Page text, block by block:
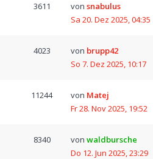
3611 von snabulus
Sa 20. Dez 2025, 04:35
4023 von brupp42
So 7. Dez 2025, 10:17
11244 von Matej
Fr 28. Nov 2025, 19:52
8340 von waldbursche
Do 12. Jun 2025, 23:29